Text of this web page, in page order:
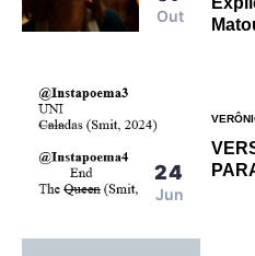
Out
24
Jun